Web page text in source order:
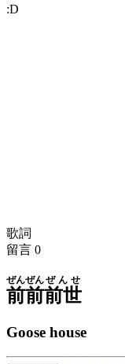
:D
歌詞
留言 0
前
ぜん
前
ぜん
前世
ぜんせ
Goose house